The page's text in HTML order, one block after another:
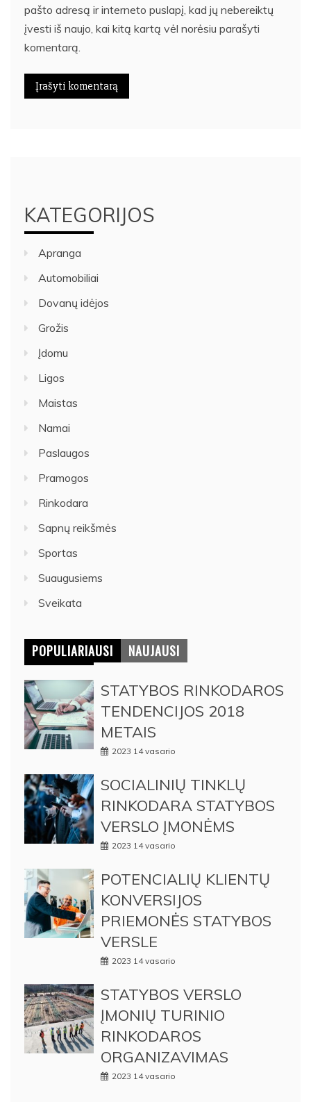
pašto adresą ir interneto puslapį, kad jų nebereiktų
įvesti iš naujo, kai kitą kartą vėl norėsiu parašyti
komentarą.
KATEGORIJOS
Apranga
Automobiliai
Dovanų idėjos
Grožis
Įdomu
Ligos
Maistas
Namai
Paslaugos
Pramogos
Rinkodara
Sapnų reikšmės
Sportas
Suaugusiems
Sveikata
POPULIARIAUSI NAUJAUSI
STATYBOS RINKODAROS
TENDENCIJOS 2018
METAIS
2023 14 vasario
SOCIALINIŲ TINKLŲ
RINKODARA STATYBOS
VERSLO ĮMONĖMS
2023 14 vasario
POTENCIALIŲ KLIENTŲ
KONVERSIJOS
PRIEMONĖS STATYBOS
VERSLE
2023 14 vasario
STATYBOS VERSLO
ĮMONIŲ TURINIO
RINKODAROS
ORGANIZAVIMAS
2023 14 vasario